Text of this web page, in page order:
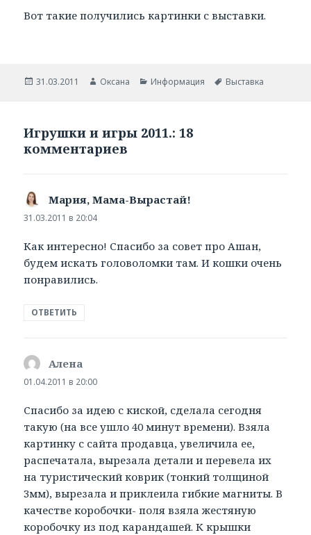
Вот такие получились картинки с выставки.
Опубликовано
31.03.2011 Автор
Оксана Рубрики
Информация Метки
Выставка
Игрушки и игры 2011.: 18
комментариев
Мария, Мама-Вырастай!
31.03.2011 в 20:04
Как интересно! Спасибо за совет про Ашан,
будем искать головоломки там. И кошки очень
понравились.
ОТВЕТИТЬ
Алена
01.04.2011 в 20:00
Спасибо за идею с киской, сделала сегодня
такую (на все ушло 40 минут времени). Взяла
картинку с сайта продавца, увеличила ее,
распечатала, вырезала детали и перевела их
на туристический коврик (тонкий толщиной
3мм), вырезала и приклеила гибкие магниты. В
качестве коробочки- поля взяла жестяную
коробочку из под карандашей. К крышки